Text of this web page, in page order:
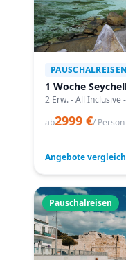
PAUSCHALREISEN
1 Woche
2 Erw. - All Inclusive
ab2999 €/ Person
Angebote
Pauschalreisen